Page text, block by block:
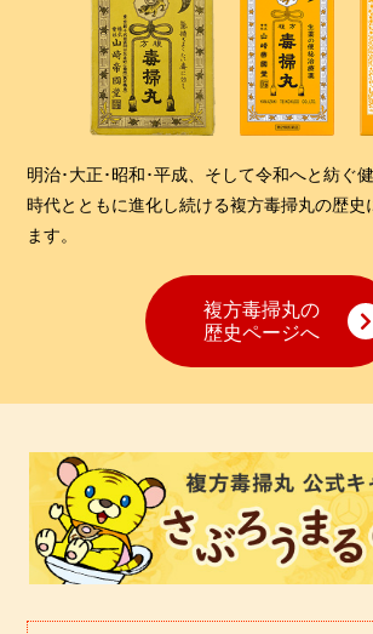
明治･大正･昭和･平成、そして令和へと紡ぐ
時代とともに進化し続ける複方毒掃丸の歴史
ます。
複方毒掃丸の
歴史ページへ